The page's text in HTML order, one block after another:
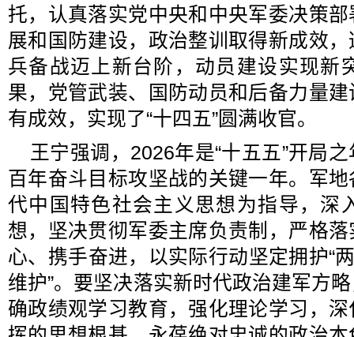
托，认真落实党中央和中央军委决策
展和国防建设，政治整训取得新成效
兵备战迈上新台阶，动员建设实现新
果，党管武装、国防动员和后备力量
有成效，实现了“十四五”圆满收官。
王宁强调，2026年是“十五五”开局
百年奋斗目标攻坚战的关键一年。军
代中国特色社会主义思想为指导，深
想，坚决贯彻军委主席负责制，严格
心、携手奋进，以实际行动坚定拥护“
维护”。要坚决落实新时代政治建军方
确政绩观学习教育，强化理论学习，